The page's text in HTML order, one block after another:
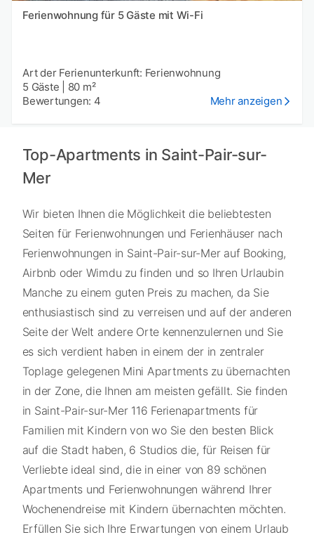
Ferienwohnung für 5 Gäste mit Wi-Fi
Art der Ferienunterkunft: Ferienwohnung
5 Gäste
80 m²
Bewertungen: 4
Mehr anzeigen
Top-Apartments in Saint-Pair-sur-
Mer
Wir bieten Ihnen die Möglichkeit die beliebtesten
Seiten für Ferienwohnungen und Ferienhäuser nach
Ferienwohnungen in Saint-Pair-sur-Mer auf Booking,
Airbnb oder Wimdu zu finden und so Ihren Urlaubin
Manche zu einem guten Preis zu machen, da Sie
enthusiastisch sind zu verreisen und auf der anderen
Seite der Welt andere Orte kennenzulernen und Sie
es sich verdient haben in einem der in zentraler
Toplage gelegenen Mini Apartments zu übernachten
in der Zone, die Ihnen am meisten gefällt. Sie finden
in Saint-Pair-sur-Mer 116 Ferienapartments für
Familien mit Kindern von wo Sie den besten Blick
auf die Stadt haben, 6 Studios die, für Reisen für
Verliebte ideal sind, die in einer von 89 schönen
Apartments und Ferienwohnungen während Ihrer
Wochenendreise mit Kindern übernachten möchten.
Erfüllen Sie sich Ihre Erwartungen von einem Urlaub